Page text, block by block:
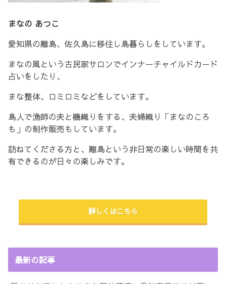
まなの あつこ
愛知県の離島、佐久島に移住し島暮らしをしています。
まなの風という古民家サロンでインナーチャイルドカード
占いをしたり、
まな整体、ロミロミなどをしています。
島人で漁師の夫と機織りをする、夫婦織り「まなのころ
も」の制作販売もしています。
訪ねてくださる方と、離島という非日常の楽しい時間を共
有できるのが日々の楽しみです。
詳しくはこちら
最新の記事